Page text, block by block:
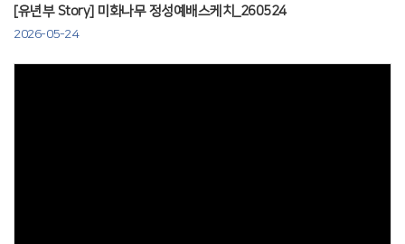
[유년부 Story] 미화나무 정성예배스케치_260524
2026-05-24